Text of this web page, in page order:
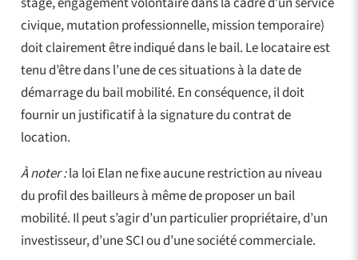
civique, mutation professionnelle, mission temporaire)
doit clairement être indiqué dans le bail. Le locataire est
tenu d’être dans l’une de ces situations à la date de
démarrage du bail mobilité. En conséquence, il doit
fournir un justificatif à la signature du contrat de
location.
À noter :la loi Elan ne fixe aucune restriction au niveau
du profil des bailleurs à même de proposer un bail
mobilité. Il peut s’agir d’un particulier propriétaire, d’un
investisseur, d’une SCI ou d’une société commerciale.